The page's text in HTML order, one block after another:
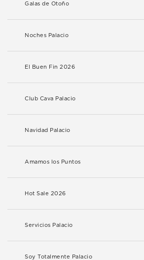
Galas de Otoño
Noches Palacio
El Buen Fin 2026
Club Cava Palacio
Navidad Palacio
Amamos los Puntos
Hot Sale 2026
Servicios Palacio
Soy Totalmente Palacio